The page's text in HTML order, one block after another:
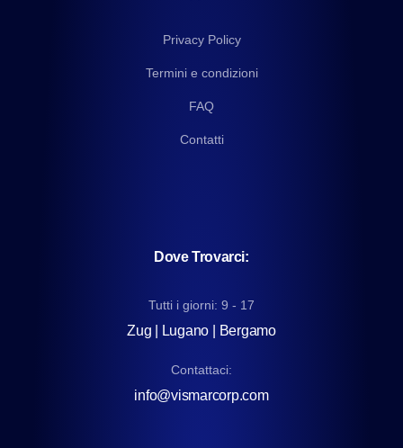
Privacy Policy
Termini e condizioni
FAQ
Contatti
Dove Trovarci:
Tutti i giorni: 9 - 17
Zug | Lugano | Bergamo
Contattaci:
info@vismarcorp.com